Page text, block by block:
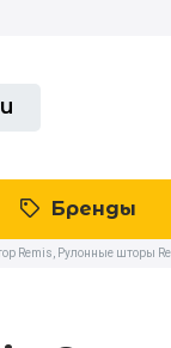
Бренды
Remis, Рулонные шторы